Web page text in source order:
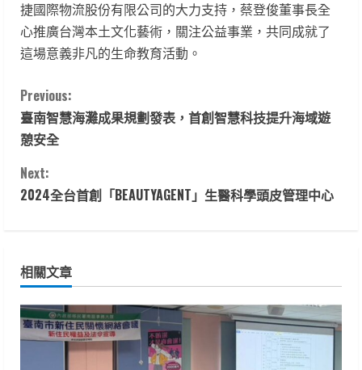
捷國際物流股份有限公司的大力支持，蔡登俊董事長全
心推廣台灣本土文化藝術，關注公益事業，共同成就了
這場意義非凡的生命教育活動。
C
o
n
t
n
u
e
Previous:
臺南智慧海灘成果規劃發表，首創智慧科技提升海域遊
憩安全
Next:
2024全台首創「BEAUTYAGENT」生醫科學頭皮管理中心
相關文章